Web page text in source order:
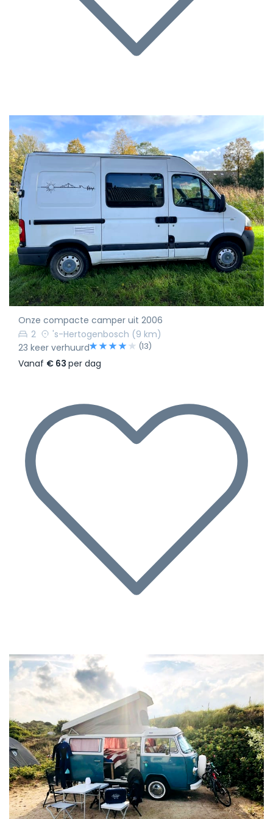
Onze compacte camper uit 2006
2
's-Hertogenbosch (9 km)
23 keer verhuurd
(13)
Vanaf € 63 per dag